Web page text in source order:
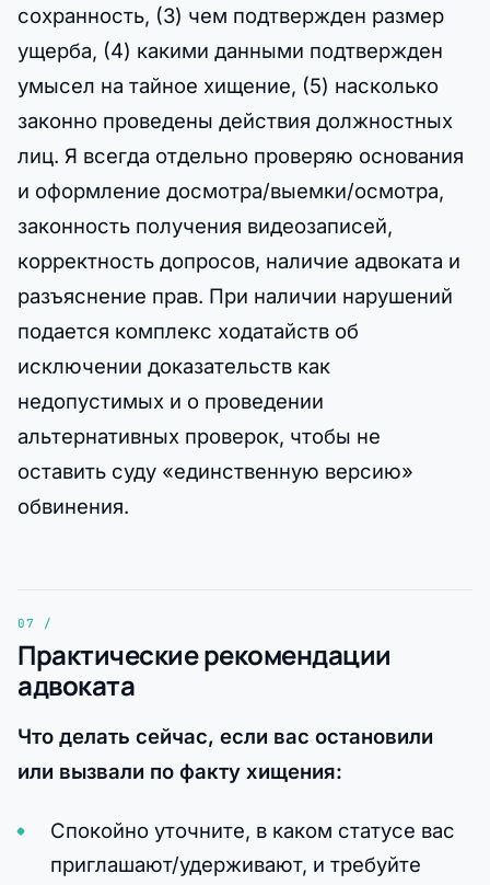
сохранность, (3) чем подтвержден размер
ущерба, (4) какими данными подтвержден
умысел на тайное хищение, (5) насколько
законно проведены действия должностных
лиц. Я всегда отдельно проверяю основания
и оформление досмотра/выемки/осмотра,
законность получения видеозаписей,
корректность допросов, наличие адвоката и
разъяснение прав. При наличии нарушений
подается комплекс ходатайств об
исключении доказательств как
недопустимых и о проведении
альтернативных проверок, чтобы не
оставить суду «единственную версию»
обвинения.
Практические рекомендации
адвоката
Что делать сейчас, если вас остановили
или вызвали по факту хищения:
Спокойно уточните, в каком статусе вас
приглашают/удерживают, и требуйте